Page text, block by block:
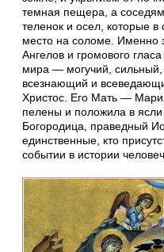
темная пещера, а
теленок и осел, которые
место на соломе. Именно
Ангелов и громового
мира — могучий,
всезнающий и
Христос. Его Мать —
пелены и положила в
Богородица, праведный
единственные, кто
событии в истории